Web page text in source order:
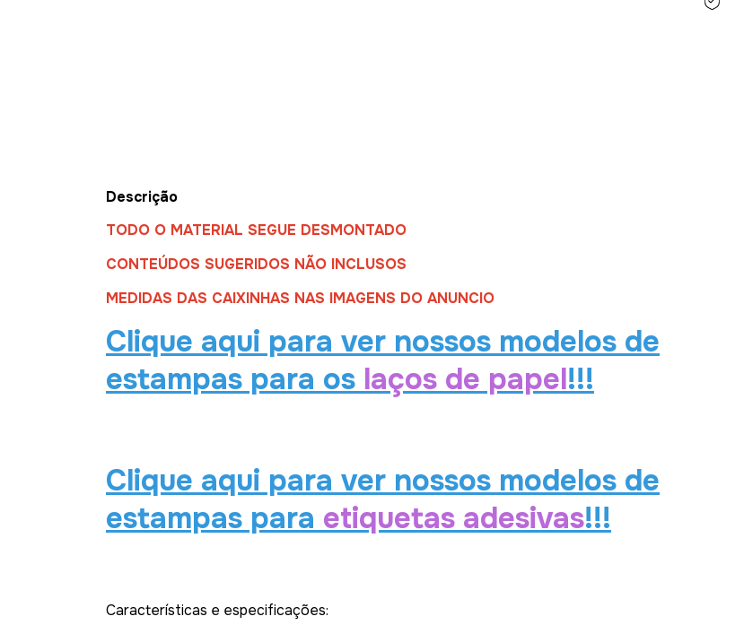
Descrição
TODO O MATERIAL SEGUE DESMONTADO
CONTEÚDOS SUGERIDOS NÃO INCLUSOS
MEDIDAS DAS CAIXINHAS NAS IMAGENS DO ANUNCIO
Clique aqui para ver nossos modelos de
estampas para os laços de papel!!!
Clique aqui para ver nossos modelos de
estampas para etiquetas adesivas!!!
Características e especificações: